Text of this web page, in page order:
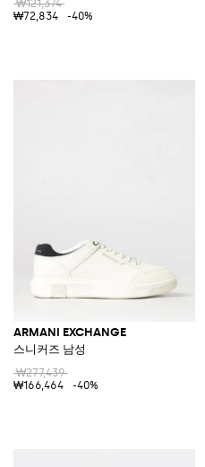
₩121,374
₩72,834
-40%
ARMANI EXCHANGE
스니커즈 남성
₩277,439
₩166,464
-40%